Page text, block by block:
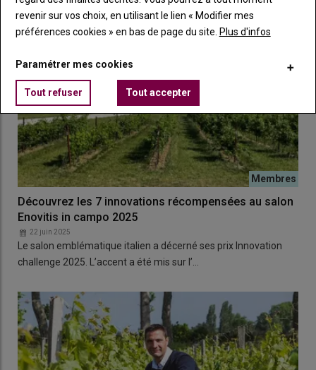
Découvrez les 7 innovations récompensées au salon
Enovitis in campo 2025
22 juin 2025
Le salon emblématique italien a décerné ses prix Innovation
challenge 2025. L’accent a été mis sur l’…
revenir sur vos choix, en utilisant le lien « Modifier mes
préférences cookies » en bas de page du site. Plus d'infos
Paramétrer mes cookies
Tout refuser Tout accepter